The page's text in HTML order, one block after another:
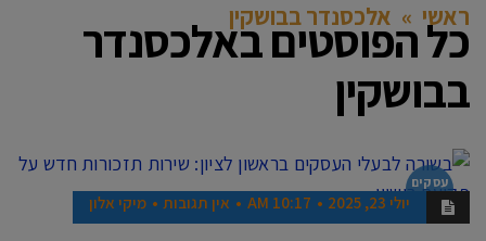
ראשי » אלכסנדר בבושקין
כל הפוסטים באלכסנדר
בבושקין
עסקים
בראשון יולי 23, 2025 10:17 AM אין תגובות מיקי אלון